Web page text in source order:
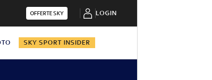
OFFERTE SKY LOGIN
SKY SPORT INSIDER